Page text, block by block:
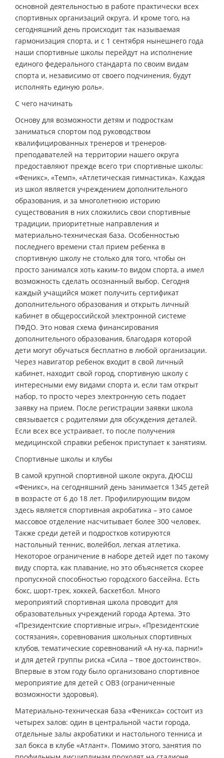
основной деятельностью в работе практически всех
спортивных организаций округа. И кроме того, на
сегодняшний день происходит так называемая
гармонизация спорта, и с 1 сентября нынешнего года
наши спортивные школы перейдут на исполнение
единого федерального стандарта по своим видам
спорта и, независимо от своего подчинения, будут
исполнять единую роль».
С чего начинать
Основу для возможности детям и подросткам
заниматься спортом под руководством
квалифицированных тренеров и тренеров-
преподавателей на территории нашего округа
предоставляют прежде всего три спортивные школы:
«Феникс», «Темп», «Атлетическая гимнастика». Каждая
из школ является учреждением дополнительного
образования, и за многолетнюю историю
существования в них сложились свои спортивные
традиции, приоритетные направления и
материально-техническая база. Особенностью
последнего времени стал прием ребенка в
спортивную школу не столько для того, чтобы он
просто занимался хоть каким-то видом спорта, а имел
возможность сделать осознанный выбор. Сегодня
каждый учащийся может получить сертификат
дополнительного образования и открыть личный
кабинет в общероссийской электронной системе
ПФДО. Это новая схема финансирования
дополнительного образования, благодаря которой
дети могут обучаться бесплатно в любой организации.
Через навигатор ребенок входит в свой личный
кабинет, находит свой город, спортивную школу с
интересными ему видами спорта и, если там открыт
набор, то просто через электронную сеть подает
заявку на прием. После регистрации заявки школа
связывается с родителями для обсуждения деталей.
Если всех все устраивает, то после получения
медицинской справки ребенок приступает к занятиям.
Спортивные школы и клубы
В самой крупной спортивной школе округа, ДЮСШ
«Феникс», на сегодняшний день занимается 1345 детей
в возрасте от 6 до 18 лет. Профилирующим видом
здесь является спортивная акробатика – это самое
массовое отделение насчитывает более 300 человек.
Также среди детей и подростков котируются
настольный теннис, волейбол, легкая атлетика.
Некоторое ограничение в наборе детей идет по такому
виду спорта, как плавание, но это объясняется скорее
пропускной способностью городского бассейна. Есть
бокс, шорт-трек, хоккей, баскетбол. Много
мероприятий спортивная школа проводит для
образовательных учреждений города Артема. Это
«Президентские спортивные игры», «Президентские
состязания», соревнования школьных спортивных
клубов, тематические соревнований «А ну-ка, парни!»
и для детей группы риска «Сила – твое достоинство».
Впервые в этом году было организовано спортивное
мероприятие для детей с ОВЗ (ограниченные
возможности здоровья).
Материально-техническая база «Феникса» состоит из
четырех залов: один в центральной части города,
отдельные залы акробатики и настольного тенниса и
зал бокса в клубе «Атлант». Помимо этого, занятия по